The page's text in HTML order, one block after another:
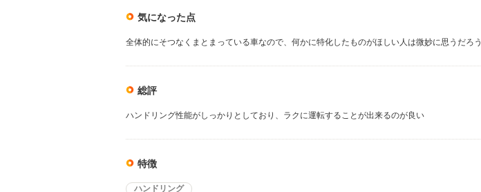
気になった点
全体的にそつなくまとまっている車なので、何かに特化したものがほしい人は微妙に思うだろう
総評
ハンドリング性能がしっかりとしており、ラクに運転することが出来るのが良い
特徴
ハンドリング